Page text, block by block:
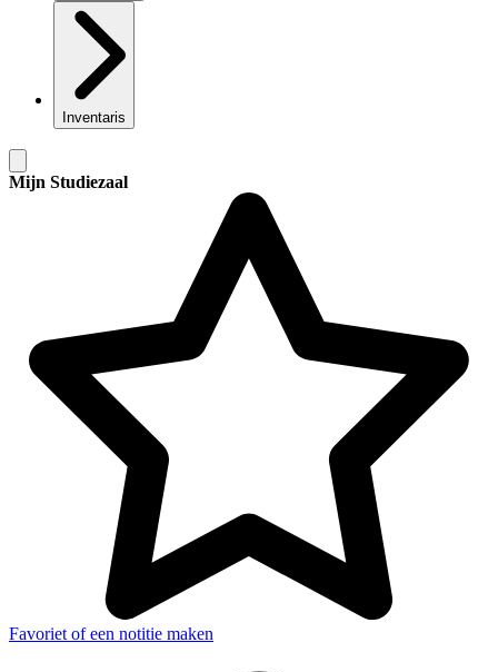
Inventaris
Mijn Studiezaal
Favoriet of een notitie maken